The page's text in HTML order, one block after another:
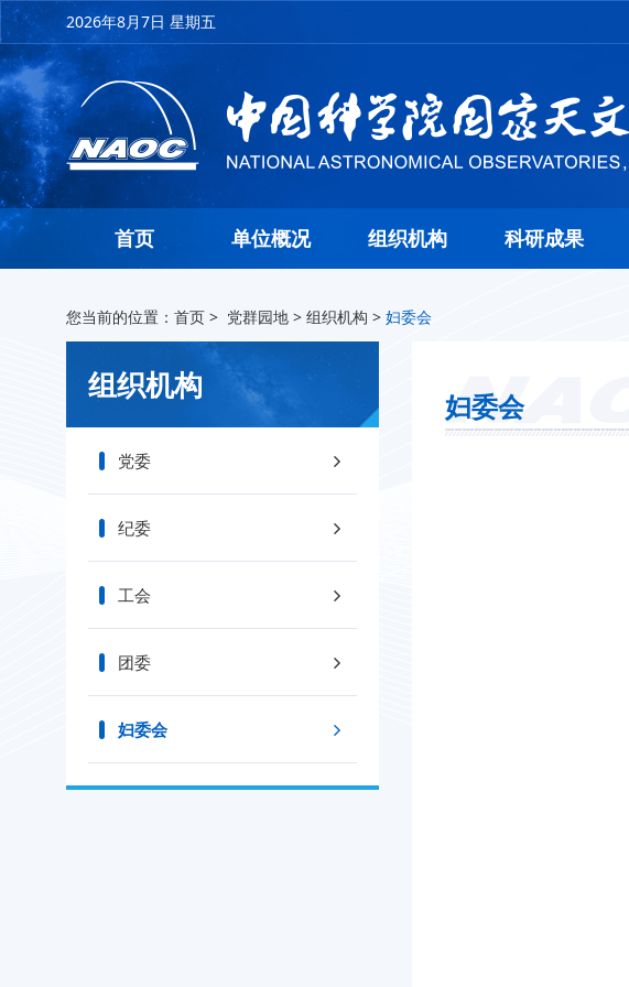
2026年8月7日 星期五
首页 单位概况 组织机构 科研成果
您当前的位置： 首页 > 党群园地 > 组织机构 > 妇委会
组织机构
党委
纪委
工会
团委
妇委会
妇委会